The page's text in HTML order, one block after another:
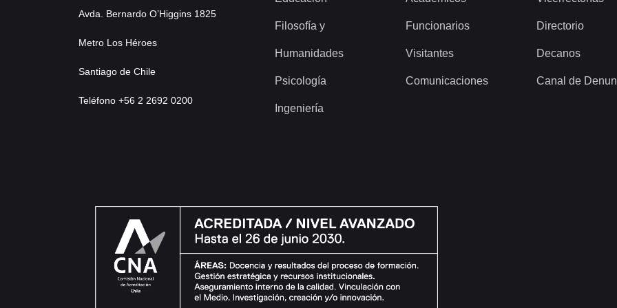
Avda. Bernardo O’Higgins 1825
Metro Los Héroes
Santiago de Chile
Teléfono +56 2 2692 0200
Filosofía y
Humanidades
Psicología
Ingeniería
Funcionarios
Visitantes
Comunicaciones
Directorio
Decanos
Canal de